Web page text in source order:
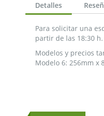
comienzo
galería
imágenes
Detalles
Para solicitar una
partir de las 18:30
Modelos y precios
Modelo 6: 256mm x